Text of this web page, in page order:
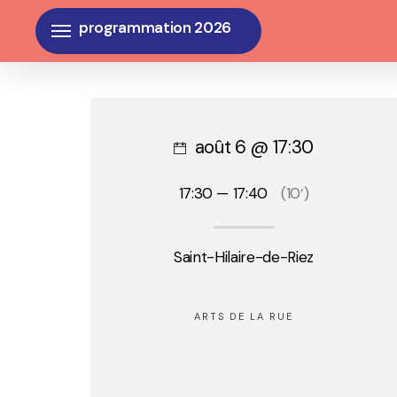
main
Menu
août 6 @ 17:30
17:30 — 17:40 (10′)
Saint-Hilaire-de-Riez
ARTS DE LA RUE